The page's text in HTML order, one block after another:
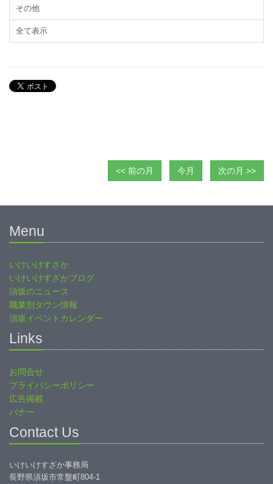
その他
全て表示
<< 前の月 今月 次の月 >>
Menu
いけいけすざか
いけいけすざかブログ
須坂のニュース
職業別タウン情報
須坂イベントカレンダー
Links
お問合せ
プライバシーポリシー
広告掲載
バナー
Contact Us
いけいけすざか事務局
長野県須坂市常盤町804-1